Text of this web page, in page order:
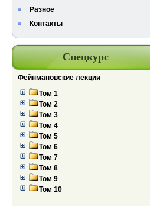
Разное
Контакты
Спецкурс
Фейнмановские лекции
Том 1
Том 2
Том 3
Том 4
Том 5
Том 6
Том 7
Том 8
Том 9
Том 10